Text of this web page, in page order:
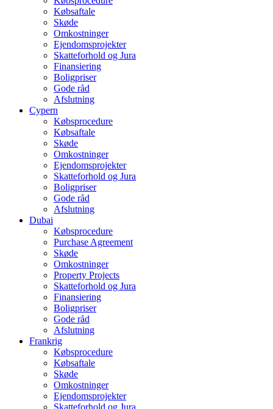
Købsaftale
Skøde
Omkostninger
Ejendomsprojekter
Skatteforhold og Jura
Finansiering
Boligpriser
Gode råd
Afslutning
Cypern
Købsprocedure
Købsaftale
Skøde
Omkostninger
Ejendomsprojekter
Skatteforhold og Jura
Boligpriser
Gode råd
Afslutning
Dubai
Købsprocedure
Purchase Agreement
Skøde
Omkostninger
Property Projects
Skatteforhold og Jura
Finansiering
Boligpriser
Gode råd
Afslutning
Frankrig
Købsprocedure
Købsaftale
Skøde
Omkostninger
Ejendomsprojekter
Skatteforhold og Jura